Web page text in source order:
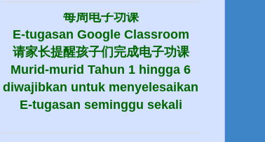
每周电子功课
E-tugasan Google Classroom
请家长提醒孩子们完成电子功课
Murid-murid Tahun 1 hingga 6
diwajibkan untuk menyelesaikan
E-tugasan seminggu sekali